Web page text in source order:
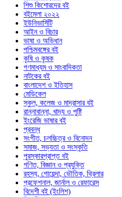
শিশু কিশোরদের বই
বইমেলা ২০২২
ইউনিভার্সিটি
আইন ও বিচার
ভাষা ও অভিধান
পশ্চিমবঙ্গের বই
কৃষি ও কৃষক
গণমাধ্যম ও সাংবাদিকতা
নাটকের বই
বাংলাদেশ ও ইতিহাস
মেডিকেল
স্কুল, কলেজ ও মাদ্রাসার বই
রান্নাবান্না, খাদ্য ও পুষ্টি
ইংরেজি ভাষার বই
প্রবন্ধ
সংগীত, চলচ্চিত্র ও বিনোদন
সমাজ, সভ্যতা ও সংস্কৃতি
পুরস্কারপ্রাপ্ত বই
গণিত, বিজ্ঞান ও প্রযুক্তি
রহস্য, গোয়েন্দা, ভৌতিক, থ্রিলার
প্রফেশনাল, জার্নাল ও রেফারেন্স
বিদেশী বই (ইংলিশ)